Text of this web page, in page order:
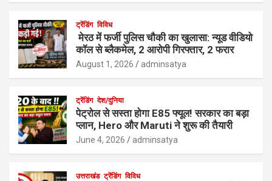
ट्रेंडिंग विविध
मेरठ में फर्जी पुलिस चौकी का खुलासा: न्यूड वीडियो
कॉल से ब्लैकमेल, 2 आरोपी गिरफ्तार, 2 फरार
August 1, 2026 adminsatya
ट्रेंडिंग देश/दुनिया
पेट्रोल से सस्ता होगा E85 फ्यूल! सरकार का बड़ा
प्लान, Hero और Maruti ने शुरू की तैयारी
June 4, 2026 adminsatya
उत्तराखंड ट्रेंडिंग विविध